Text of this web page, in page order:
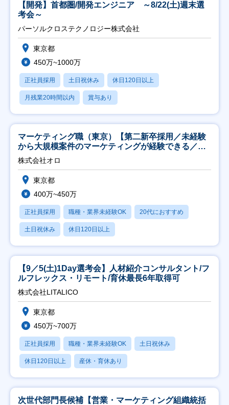
【開発】首都圏/開発エンジニア ～8/22(土)週末選
考会～
パーソルクロステクノロジー株式会社
東京都
450万~1000万
正社員採用 土日祝休み 休日120日以上
月残業20時間以内 賞与あり
マーケティング職（東京）【第二新卒採用／未経験
から大規模案件のマーケティングが経験できる／研
修充実】
株式会社オロ
東京都
400万~450万
正社員採用 職種・業界未経験OK 20代におすすめ
土日祝休み 休日120日以上
【9／5(土)1Day選考会】人材紹介コンサルタント/フ
ルフレックス・リモート/育休最長6年取得可
株式会社LITALICO
東京都
450万~700万
正社員採用 職種・業界未経験OK 土日祝休み
休日120日以上 産休・育休あり
次世代部門長候補【営業・マーケティング組織統括